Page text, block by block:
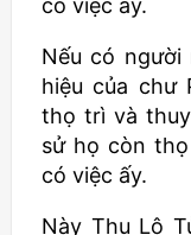
có việc ấy.
Nếu có
hiệu của chư
thọ trì và
sử họ còn
có việc ấy.
Này Thu Lộ